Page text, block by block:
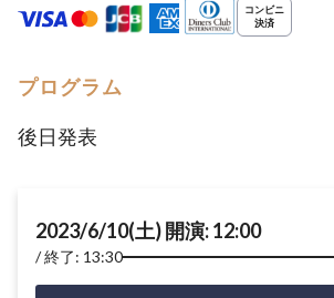
プログラム
後日発表
2023/6/10(土) 開演: 12:00
終了: 13:30